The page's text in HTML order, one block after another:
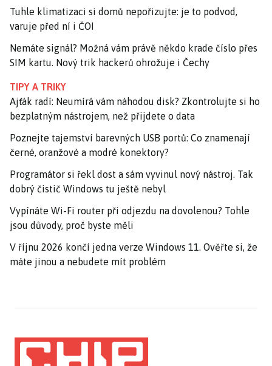
Tuhle klimatizaci si domů nepořizujte: je to podvod,
varuje před ní i ČOI
Nemáte signál? Možná vám právě někdo krade číslo přes
SIM kartu. Nový trik hackerů ohrožuje i Čechy
TIPY A TRIKY
Ajťák radí: Neumírá vám náhodou disk? Zkontrolujte si ho
bezplatným nástrojem, než přijdete o data
Poznejte tajemství barevných USB portů: Co znamenají
černé, oranžové a modré konektory?
Programátor si řekl dost a sám vyvinul nový nástroj. Tak
dobrý čistič Windows tu ještě nebyl
Vypínáte Wi-Fi router při odjezdu na dovolenou? Tohle
jsou důvody, proč byste měli
V říjnu 2026 končí jedna verze Windows 11. Ověřte si, že
máte jinou a nebudete mít problém